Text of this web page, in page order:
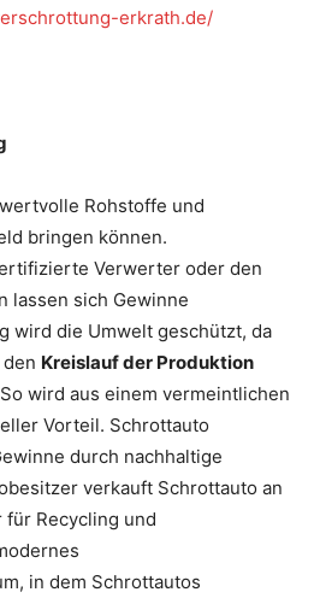
erkrath.de/
Rohstoffe und
bringen können.
Verwerter oder den
lassen sich Gewinne
wird die Umwelt geschützt, da
Kreislauf der Produktion
wird aus einem vermeintlichen
Vorteil. Schrottauto
durch nachhaltige
verkauft Schrottauto an
Recycling und
in dem Schrottautos